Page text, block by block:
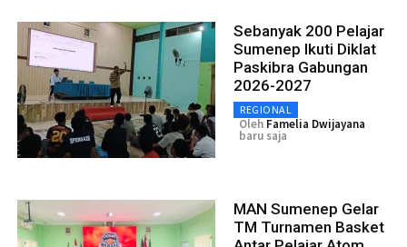
Sebanyak 200 Pelajar
Sumenep Ikuti Diklat
Paskibra Gabungan
2026-2027
REGIONAL
Oleh Famelia Dwijayana
baru saja
MAN Sumenep Gelar
TM Turnamen Basket